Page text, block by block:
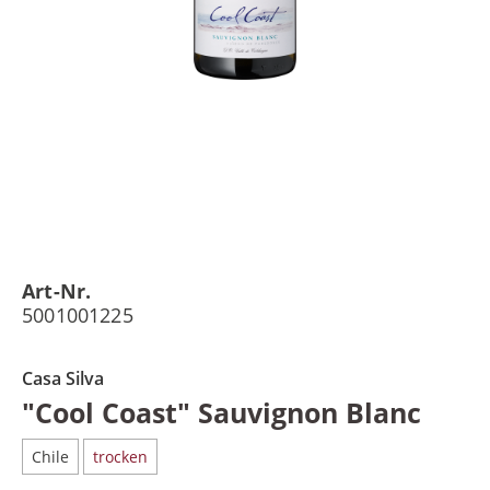
Art-Nr.
5001001225
Casa Silva
"Cool Coast" Sauvignon Blanc
Chile trocken